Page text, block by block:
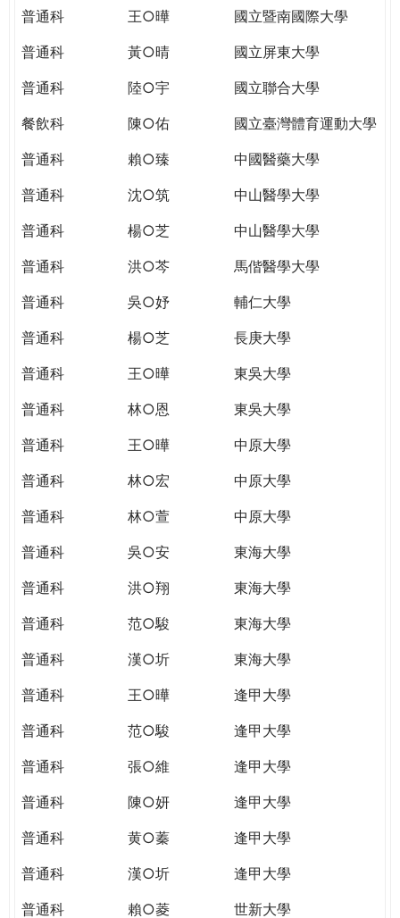
YOU
THE
PATH
GLOBAL
普通科
王○曄
國立暨南國際大學
普通科
黃○晴
國立屏東大學
普通科
陸○宇
國立聯合大學
餐飲科
陳○佑
國立臺灣體育運動大學
普通科
賴○臻
中國醫藥大學
普通科
沈○筑
中山醫學大學
普通科
楊○芝
中山醫學大學
普通科
洪○芩
馬偕醫學大學
普通科
吳○妤
輔仁大學
普通科
楊○芝
長庚大學
普通科
王○曄
東吳大學
普通科
林○恩
東吳大學
普通科
王○曄
中原大學
普通科
林○宏
中原大學
普通科
林○萱
中原大學
普通科
吳○安
東海大學
普通科
洪○翔
東海大學
普通科
范○駿
東海大學
普通科
漢○圻
東海大學
普通科
王○曄
逢甲大學
普通科
范○駿
逢甲大學
普通科
張○維
逢甲大學
普通科
陳○妍
逢甲大學
普通科
黄○蓁
逢甲大學
普通科
漢○圻
逢甲大學
普通科
賴○菱
世新大學